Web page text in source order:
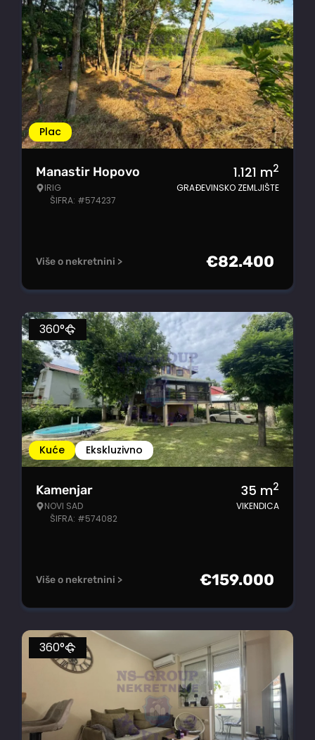
Plac
Manastir Hopovo
IRIG
ŠIFRA: #574237
1.121 m2
GRAĐEVINSKO ZEMLJIŠTE
Više o nekretnini > €82.400
Kuće Ekskluzivno
360°
Kamenjar
NOVI SAD
ŠIFRA: #574082
35 m2
VIKENDICA
Više o nekretnini > €159.000
360°